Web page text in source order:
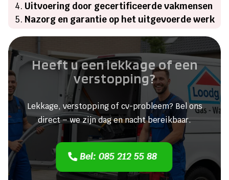
Uitvoering door gecertificeerde vakmensen
Nazorg en garantie op het uitgevoerde werk
Heeft u een lekkage of een
verstopping?
Lekkage, verstopping of cv-probleem? Bel ons
direct – we zijn dag en nacht bereikbaar.
Bel: 085 212 55 88